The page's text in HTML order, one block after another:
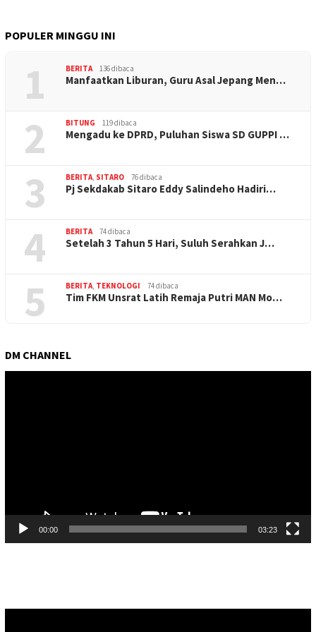
POPULER MINGGU INI
1 BERITA 136 dibaca
Manfaatkan Liburan, Guru Asal Jepang Men…
2 BITUNG 119 dibaca
Mengadu ke DPRD, Puluhan Siswa SD GUPPI …
3 BERITA SITARO 76 dibaca
Pj Sekdakab Sitaro Eddy Salindeho Hadiri…
4 BERITA 74 dibaca
Setelah 3 Tahun 5 Hari, Suluh Serahkan J…
5 BERITA TEKNOLOGI 74 dibaca
Tim FKM Unsrat Latih Remaja Putri MAN Mo…
DM CHANNEL
00:00 03:23